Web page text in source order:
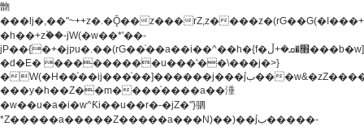
朆
���lj�,��"~++z�.�Ǭ��z���rZ,z����z�(rG��G(�ا���+^��$��$z������nz�(rG���^z�_���r(rG���,}
�h��+z۫��-jW(�w��*'��-
jP��{�+�jקu�.��(rG��֫��a��i��^��h�{f�׫�ܩ�+ڵ���b�w]���n��jk?
�d�E� ���������u���'��\���j�>}
�W(�H��֫��ij���֫��]������j���۫jب���w&�zZ�����i�<�]4���y�Z�Ǯ�[Z����-
���y�h��Z��m����֫����a��涶
�w��u�a�i�w^Ƙi��u��r�-�jZ�"}驷
*Z�����a�����Z�����a���N)��)��۫jب�����-